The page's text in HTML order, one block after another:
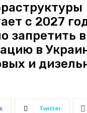
с 2027
запретить
в
и
Twitter